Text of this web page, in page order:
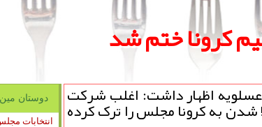
كرونا ختم شد
اظهار داشت: اغلب شرکت
شدن به کرونا مجلس را ترک کرده دوستان
انتخابات